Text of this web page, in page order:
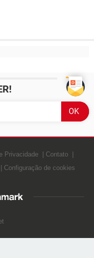
Privacidade
Contato
Configuração de cookies